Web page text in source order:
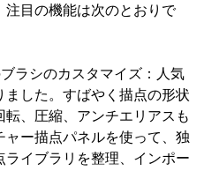
目の機能は次のとおりで
ラシのカスタマイズ：人気
した。すばやく描点の形状
、圧縮、アンチエリアスも
ー描点パネルを使って、独
イブラリを整理、インポー